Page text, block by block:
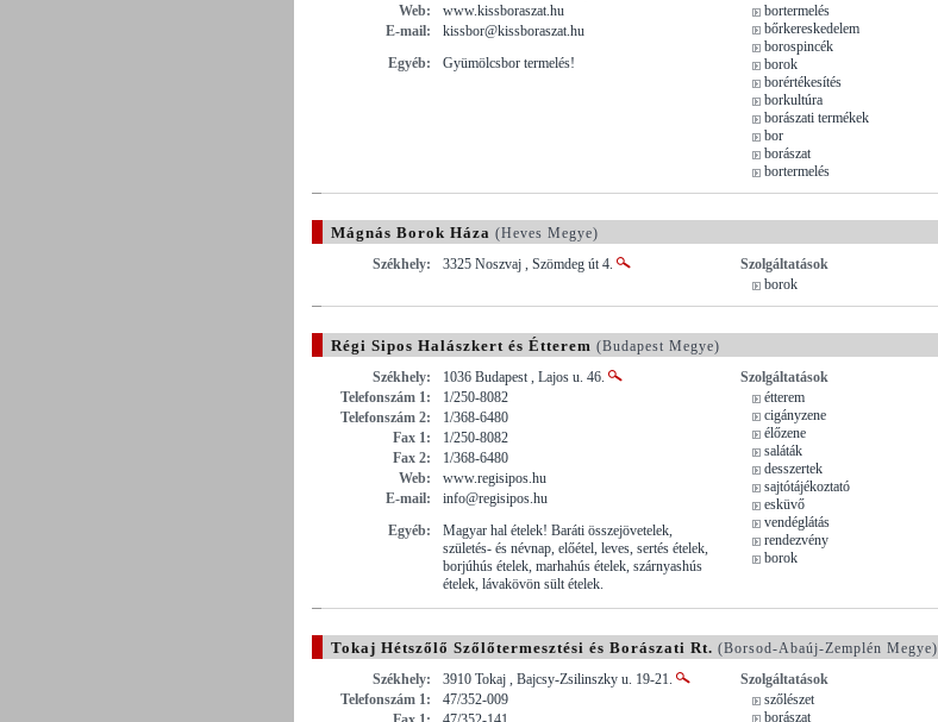
Web:
www.kissboraszat.hu
E-mail:
kissbor@kissboraszat.hu
Egyéb:
Gyümölcsbor termelés!
bortermelés
bőrkereskedelem
borospincék
borok
borértékesítés
borkultúra
borászati termékek
bor
borászat
bortermelés
Mágnás Borok Háza (Heves Megye)
Székhely:
3325 Noszvaj , Szömdeg út 4.
Szolgáltatások
borok
Régi Sipos Halászkert és Étterem (Budapest Megye)
Székhely:
1036 Budapest , Lajos u. 46.
Telefonszám 1:
1/250-8082
Telefonszám 2:
1/368-6480
Fax 1:
1/250-8082
Fax 2:
1/368-6480
Web:
www.regisipos.hu
E-mail:
info@regisipos.hu
Egyéb:
Magyar hal ételek! Baráti összejövetelek,
születés- és névnap, előétel, leves, sertés ételek,
borjúhús ételek, marhahús ételek, szárnyashús
ételek, lávakövön sült ételek.
Szolgáltatások
étterem
cigányzene
élőzene
saláták
desszertek
sajtótájékoztató
esküvő
vendéglátás
rendezvény
borok
Tokaj Hétszőlő Szőlőtermesztési és Borászati Rt. (Borsod-Abaúj-Zemplén Megye)
Székhely:
3910 Tokaj , Bajcsy-Zsilinszky u. 19-21.
Telefonszám 1:
47/352-009
Szolgáltatások
szőlészet
borászat